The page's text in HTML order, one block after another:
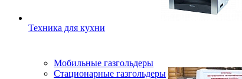
Техника для кухни
Мобильные газгольдеры
Стационарные газгольдеры